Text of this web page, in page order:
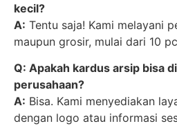
kecil?
A: Tentu saja! Kami melayani
maupun grosir, mulai dari 10
Q: Apakah kardus arsip bisa
perusahaan?
A: Bisa. Kami menyediakan
dengan logo atau informasi